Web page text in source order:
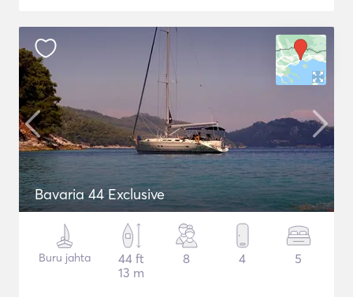
Bavaria 44 Exclusive
Buru jahta
44 ft
13 m
8 4 5